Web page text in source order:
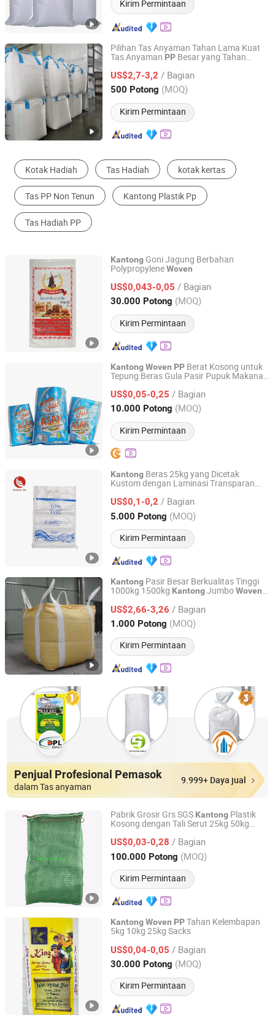
Kirim Permintaan
Pilihan Tas Anyaman Tahan Lama Kuat
Tas Anyaman PP Besar yang Tahan
Kain Berwarna untuk Kayu Bakar Tas
Jumbo Besar Ton Tas Curah
US$2,7-3,2 / Bagian
500 Potong (MOQ)
Kirim Permintaan
Shandong Wanrun Plastic Products Co., Ltd.
Shandong, China Harga mulai 2025
Tas Anyaman Kantong Kontainer Persegi
Tas Pertanian Kantong Kontainer Bentuk U
Kantong Kimia
Kantong Goni Jagung Berbahan
PolypropyleneWoven
US$0,043-0,05 / Bagian
30.000 Potong (MOQ)
Kirim Permintaan
Zhejiang Siri Packaging Co., Ltd.
Zhejiang, China Harga mulai 2023
KantongWoven PP Berat Kosong untuk
Tepung Beras Gula Pasir Pupuk Makanan
Kelembapan Pencetakan Warna
Raffia
US$0,05-0,25 / Bagian
10.000 Potong (MOQ)
Kirim Permintaan
Linyi Zerui Plastic Products Co., Ltd.
Shandong, China Harga mulai 2026
Kantong Beras 25kg yang Dicetak
Kustom dengan Laminasi Transparan
US$0,1-0,2 / Bagian
5.000 Potong (MOQ)
Kirim Permintaan
Shandong Shuangwei Plastic Products Co., Ltd.
Shandong, China Harga mulai 2023
Kantong Pasir Besar Berkualitas Tinggi
1000kg 1500kg KantongJumboWoven
US$2,66-3,26 / Bagian
1.000 Potong (MOQ)
Kirim Permintaan
Anhui Jincheng International Trade Co., Ltd.
Anhui, China Harga mulai 2024
Penjual Profesional Pemasok
dalam Tas anyaman
9.999+ Daya jual
Pabrik Grosir Grs SGS Kantong Plastik
Kosong dengan Tali Serut 25kg 50kg
Kubis Buah JerukKantong
Anyaman PP Tubular Leno
US$0,03-0,28 / Bagian
100.000 Potong (MOQ)
Kirim Permintaan
Qingdao SG Global Packaging Co., Ltd.
Shandong, China Harga mulai 2015
KantongWoven PPTahan Kelembapan
5kg 10kg 25kg Sacks
US$0,04-0,05 / Bagian
30.000 Potong (MOQ)
Kirim Permintaan
Zhejiang Siri Packaging Co., Ltd.
Zhejiang, China Harga mulai 2023